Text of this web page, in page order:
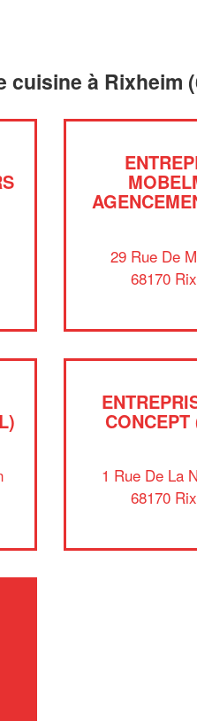
à Rixheim
29 Rue De
68170
1 Rue De La
68170